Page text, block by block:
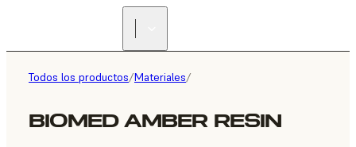
Todos los productos/Materiales/
BIOMED AMBER RESIN